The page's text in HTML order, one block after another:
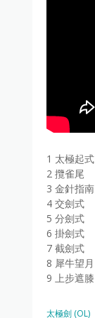
1 太極起式
2 攬雀尾
3 金針指南
4 交劍式
5 分劍式
6 掛劍式
7 截劍式
8 犀牛望月
9 上步遮膝
太極劍 (OL)